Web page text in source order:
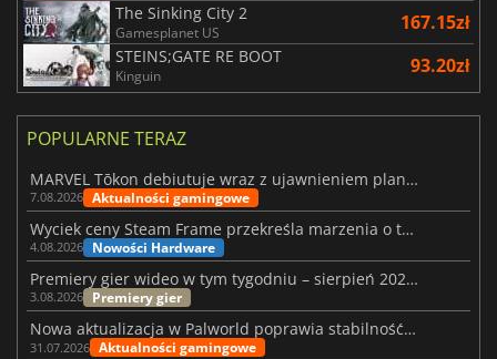
The Sinking City 2
Gamesplanet US 167.15zł
STEINS;GATE RE BOOT
Kinguin 93.20zł
POPULARNE TERAZ
MARVEL Tōkon debiutuje wraz z ujawnieniem planu rozwoju na pierwszy rok
7.08.2026 Aktualności gamingowe
Wyciek ceny Steam Frame przekreśla marzenia o tanim zestawie VR
4.08.2026 Nowości Hardware
Premiery gier wideo w tym tygodniu – sierpień 2026 r. (32. tydzień)
3.08.2026 Premiery gier
Nowa aktualizacja w Palworld poprawia stabilność Sunreach i walk z bossami
31.07.2026 Aktualności gamingowe